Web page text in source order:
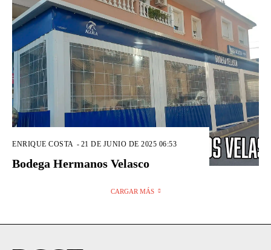
ENRIQUE COSTA - 21 DE JUNIO DE 2025 06:53
Bodega Hermanos Velasco
CARGAR MÁS